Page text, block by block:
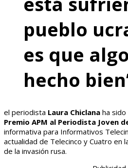
pueblo
es que
hecho
el periodista Laura Chiclana ha sido
Premio APM al Periodista Joven
informativa para Informativos
actualidad de Telecinco y Cuatro en
de la invasión rusa.